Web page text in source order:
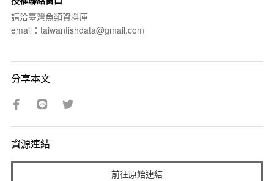
請洽臺灣魚類資料庫
email：taiwanfishdata@gmail.com
分享本文
資源連結
前往原始連結